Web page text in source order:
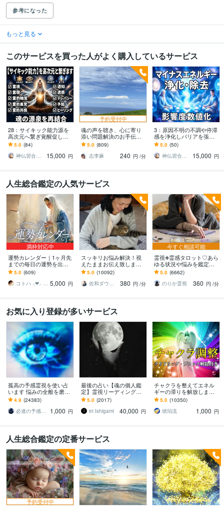
参考になった
もっと見る
このサービスを買った人がよく購入しているサービス
28：サイキック能力源を
高次元へ繋ぎ覚醒促しま
す 能力の源泉を高次元に
再接続し本来のポテンシ
ャルを引き出します
5.0 (84)
神仏習合師 零
15,000 円
予約受付中
魂の声を聴き、心に寄り
添い問題解決のお手伝い
します 恋愛·人間関係·家族
·仕事·HSPさん…魂の望む
方へ✩.*˚
5.0 (809)
志李麻
240 円 /分
3：原因不明の不調や停滞
感を浄化しバリアを張り
ます 高次元の波動で解消
し癒します。
5.0 (50)
神仏習合師 零
15,000 円
人生総合鑑定の人気サービス
満枠対応中
運勢カレンダー｜1ヶ月先
までの毎日の運勢を出し
ます 30日×500字のおよそ
1万5千文字で細かく詳細
に記します
5.0 (609)
コトハ ⸜❤︎⸝ 新サービス提供開始✨️ 5,000 円
スッキリお悩み解決！視
えたままお伝え致します
恋愛、結婚、人間関係、
仕事、人生、ペットの気
持ち等◎祈願付き
5.0 (10092)
佐和ダウジング＆スピリットメンター
380 円 /分
今すぐ相談可能
霊視➕霊感タロット♡あら
ゆる状況や悩みを鑑定し
ます 霊能家系末裔 |プロ占
い師歴16年| 気持ちや未来
を伝えます
5.0 (6662)
のりか霊視
360 円 /分
お気に入り登録が多いサービス
孤高の予感霊視を使い占
います 悩みの全般を磨き
上げ、研ぎ澄ました予感
より霊視により導きます
4.9 (24383)
必達の予感霊視 渡邊 潤一
1,000 円
最後の占い【魂の個人鑑
定】霊視リーディング承
ります 運命の地図を手
に、輝く人生を創る｜魂
の全体像を紐解く鑑定
5.0 (2017)
et Ishigami
40,000 円
チャクラを整えてエネル
ギーの滞りを解放します 7
割超リピート！人生を変
えたい人のエネルギー調
整
5.0 (10350)
琥珀流
1,000 円
人生総合鑑定の定番サービス
予約受付中